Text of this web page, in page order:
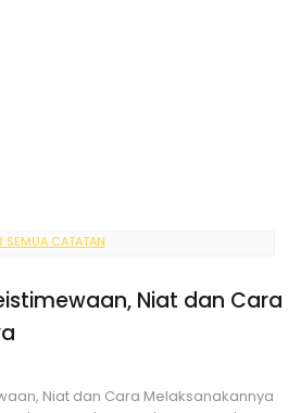
SEMUA CATATAN
Niat dan Cara
Niat dan Cara Melaksanakannya